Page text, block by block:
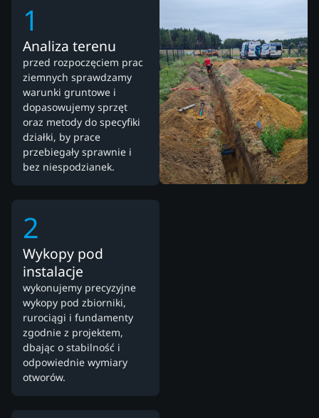
1
Analiza terenu
przed rozpoczęciem prac
ziemnych sprawdzamy
warunki gruntowe i
dopasowujemy sprzęt
oraz metody do specyfiki
działki, by prace
przebiegały sprawnie i
bez niespodzianek.
2
Wykopy pod
instalacje
wykonujemy precyzyjne
wykopy pod zbiorniki,
rurociągi i fundamenty
zgodnie z projektem,
dbając o stabilność i
odpowiednie wymiary
otworów.